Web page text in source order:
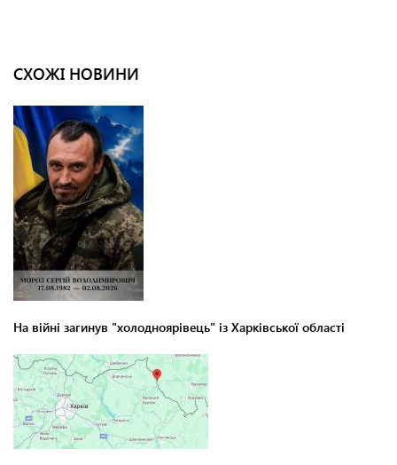
СХОЖІ НОВИНИ
На війні загинув "холодноярівець" із Харківської області